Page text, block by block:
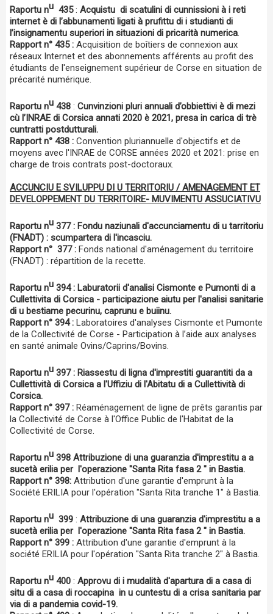
Raportu nu 435: Acquistu di scatulini di cunnissioni à i reti
internet è di l’abbunamenti ligati à prufittu di i studianti di
l’insignamentu superiori in situazioni di pricarità numerica.
Rapport n° 435 : Acquisition de boîtiers de connexion aux
réseaux Internet et des abonnements afférents au profit des
étudiants de l'enseignement supérieur de Corse en situation de
précarité numérique.
Raportu nu 438 : Cunvinzioni pluri annuali d’obbiettivi è di mezi
cù l’INRAE di Corsica annati 2020 è 2021, presa in carica di trè
cuntratti postdutturali.
Rapport n° 438 : Convention pluriannuelle d'objectifs et de
moyens avec l'INRAE de CORSE années 2020 et 2021: prise en
charge de trois contrats post-doctoraux.
ACCUNCIU E SVILUPPU DI U TERRITORIU / AMENAGEMENT ET
DEVELOPPEMENT DU TERRITOIRE- MUVIMENTU ASSUCIATIVU
Raportu nu 377 : Fondu naziunali d'accunciamentu di u tarritoriu
(FNADT) : scumpartera di l'incasciu.
Rapport n° 377 : Fonds national d'aménagement du territoire
(FNADT) : répartition de la recette.
Raportu nu 394 : Laburatorii d'analisi Cismonte e Pumonti di a
Cullettivita di Corsica - participazione aiutu per l'analisi sanitarie
di u bestiame pecurinu, caprunu e buiinu.
Rapport n° 394 : Laboratoires d'analyses Cismonte et Pumonte
de la Collectivité de Corse - Participation à l’aide aux analyses
en santé animale Ovins/Caprins/Bovins.
Raportu nu 397 : Riassestu di ligna d'imprestiti guarantiti da a
Cullettività di Corsica a l'Uffiziu di l'Abitatu di a Cullettività di
Corsica.
Rapport n° 397 : Réaménagement de ligne de prêts garantis par
la Collectivité de Corse à l'Office Public de l'Habitat de la
Collectivité de Corse.
Raportu nu 398 Attribuzione di una guaranzia d'imprestitu a a
sucetà erilia per l'operazione "Santa Rita fasa 2 " in Bastia.
Rapport n° 398: Attribution d'une garantie d'emprunt à la
Société ERILIA pour l'opération "Santa Rita tranche 1" à Bastia.
Raportu nu 399 : Attribuzione di una guaranzia d'imprestitu a a
sucetà erilia per l'operazione "Santa Rita fasa 2 " in Bastia.
Rapport n° 399 : Attribution d'une garantie d'emprunt à la
société ERILIA pour l'opération "Santa Rita tranche 2" à Bastia.
Raportu nu 400 : Approvu di i mudalità d'apartura di a casa di
situ di a casa di roccapina in u cuntestu di a crisa sanitaria par
via di a pandemia covid-19.